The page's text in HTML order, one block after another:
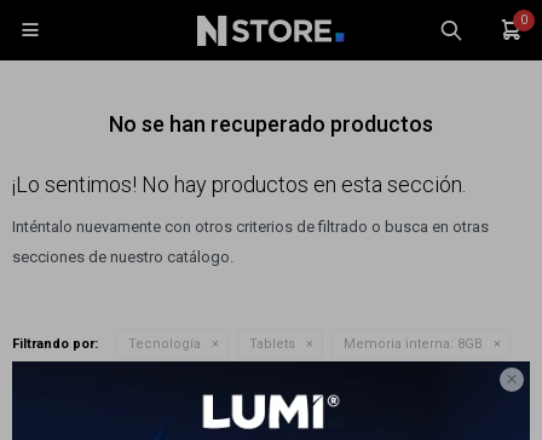

0

No se han recuperado productos
¡Lo sentimos! No hay productos en esta sección.
Inténtalo nuevamente con otros criterios de filtrado o busca en otras
secciones de nuestro catálogo.
Filtrando por: Tecnología Tablets Memoria interna: 8GB
Memoria interna:
Wearables
Accesorios